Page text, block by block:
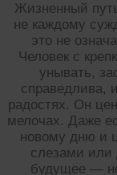
Жизненный
не каждому
это не
Человек с
унывать,
справедлива,
радостях. Он
мелочах. Даже
новому дню и
слезами или
будущее —